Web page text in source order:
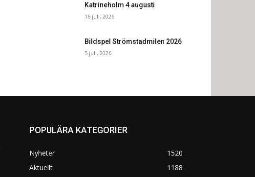
Katrineholm 4 augusti
16 juli, 2026
Bildspel Strömstadmilen 2026
5 juli, 2026
POPULÄRA KATEGORIER
Nyheter
1520
Aktuellt
1188